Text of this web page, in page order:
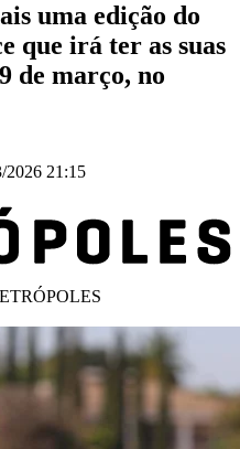
uma edição do
que irá ter as suas
de março, no
2026 21:15